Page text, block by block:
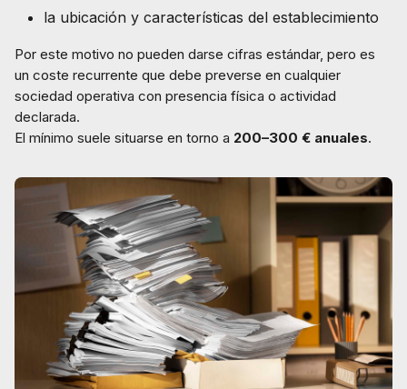
la ubicación y características del establecimiento
Por este motivo no pueden darse cifras estándar, pero es
un coste recurrente que debe preverse en cualquier
sociedad operativa con presencia física o actividad
declarada.
El mínimo suele situarse en torno a 200–300 € anuales.